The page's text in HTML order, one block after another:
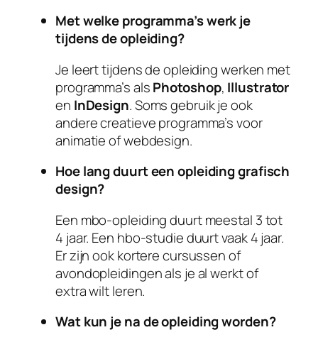
Met welke programma’s werk je
tijdens de opleiding?
Je leert tijdens de opleiding werken met
programma’s alsPhotoshop, Illustrator
en InDesign. Soms gebruik je ook
andere creatieve programma’s voor
animatie of webdesign.
Hoe lang duurt een opleiding grafisch
design?
Een mbo-opleiding duurt meestal 3 tot
4 jaar. Een hbo-studie duurt vaak 4 jaar.
Er zijn ook kortere cursussen of
avondopleidingen als je al werkt of
extra wilt leren.
Wat kun je na de opleiding worden?